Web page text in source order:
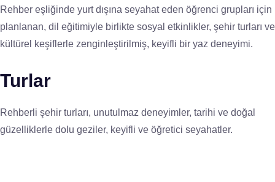
Rehber eşliğinde yurt dışına seyahat eden öğrenci grupları için
planlanan, dil eğitimiyle birlikte sosyal etkinlikler, şehir turları ve
kültürel keşiflerle zenginleştirilmiş, keyifli bir yaz deneyimi.
Turlar
Rehberli şehir turları, unutulmaz deneyimler, tarihi ve doğal
güzelliklerle dolu geziler, keyifli ve öğretici seyahatler.